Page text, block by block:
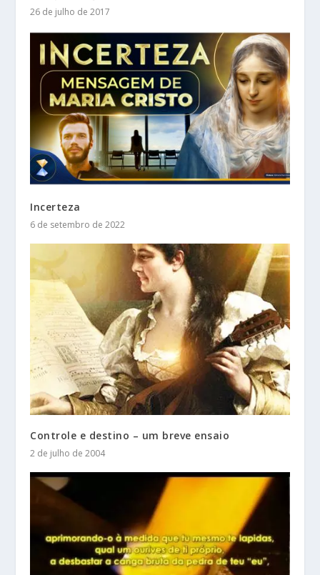
26 de julho de 2017
Incerteza
6 de setembro de 2022
Controle e destino – um breve ensaio
2 de julho de 2004